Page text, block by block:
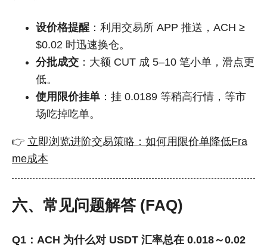
设价格提醒 ：利用交易所 APP 推送，ACH ≥
$0.02 时迅速换仓。
分批成交 ：大额 CUT 成 5–10 笔小单，滑点更
低。
使用限价挂单 ：挂 0.0189 等稍高行情，等市
场吃掉吃单。
👉 立即浏览进阶交易策略：如何用限价单降低Fra
me成本
六、常见问题解答 (FAQ)
Q1：ACH 为什么对 USDT 汇率总在 0.018～0.02